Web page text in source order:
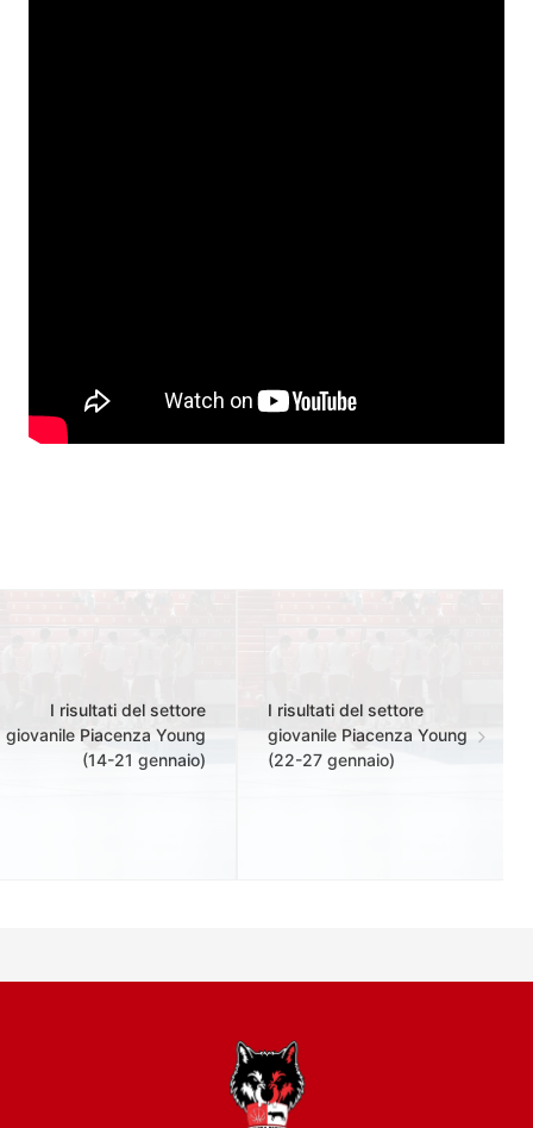
I risultati del settore
giovanile Piacenza Young
(14-21 gennaio)
I risultati del settore
giovanile Piacenza Young
(22-27 gennaio)